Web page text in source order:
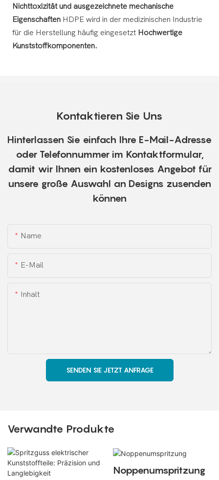
Nichttoxizität und ausgezeichnete mechanische
Eigenschaften HDPE wird in der medizinischen Industrie
für die Herstellung häufig eingesetzt Hochwertige
Kunststoffkomponenten.
Kontaktieren Sie Uns
Hinterlassen Sie einfach Ihre E-Mail-Adresse
oder Telefonnummer im Kontaktformular,
damit wir Ihnen ein kostenloses Angebot für
unsere große Auswahl an Designs zusenden
können
Name
E-Mail
Inhalt
SENDEN SIE JETZT ANFRAGE
Verwandte Produkte
Noppenumspritzung